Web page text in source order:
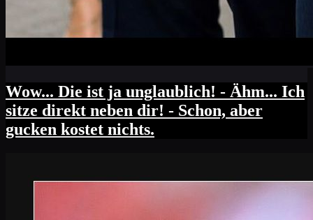
Wow... Die ist ja unglaublich! - Ähm... Ich
sitze direkt neben dir! - Schon, aber
gucken kostet nichts.